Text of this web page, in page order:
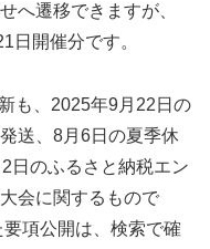
へ遷移できますが、
日開催分です。
も、2025年9月22日の
送、8月6日の夏季休
日のふるさと納税エン
会に関するもので
項公開は、検索で確